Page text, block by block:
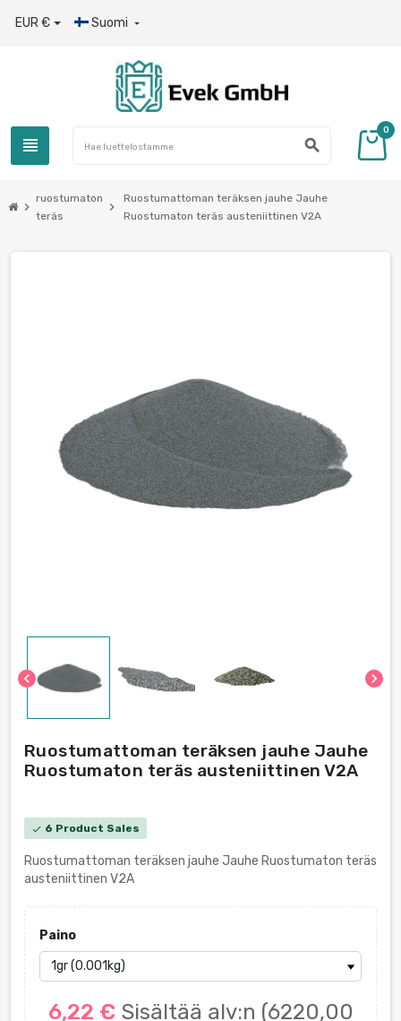
EUR € Suomi 
view_headline search
0
chevron_right
ruostumaton
teräs
chevron_right
Ruostumattoman teräksen jauhe Jauhe
Ruostumaton teräs austeniittinen V2A
chevron_left chevron_right
Ruostumattoman teräksen jauhe Jauhe
Ruostumaton teräs austeniittinen V2A
check 6 Product Sales
Ruostumattoman teräksen jauhe Jauhe Ruostumaton teräs
austeniittinen V2A
Paino
6,22 € Sisältää alv:n (6220,00